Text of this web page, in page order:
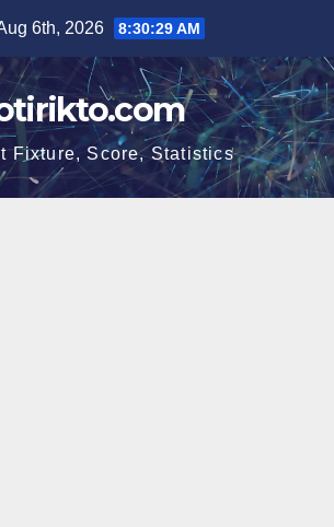
6th, 2026 8:30:29 AM
Fixture, Score, Statistics